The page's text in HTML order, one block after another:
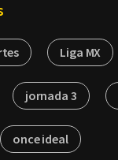
Liga MX
jornada 3
once ideal